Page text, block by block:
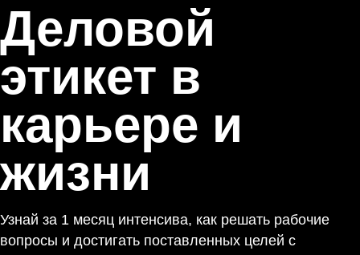
Деловой
этикет в
карьере и
жизни
Узнай за 1 месяц интенсива, как решать рабочие
вопросы и достигать поставленных целей с